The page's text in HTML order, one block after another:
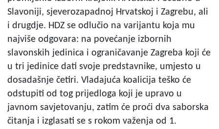
Slavoniji, sjeverozapadnoj Hrvatskoj i Zagrebu, ali
i drugdje. HDZ se odlučio na varijantu koja mu
najviše odgovara: na povećanje izbornih
slavonskih jedinica i ograničavanje Zagreba koji će
u tri jedinice dati svoje predstavnike, umjesto u
dosadašnje četiri. Vladajuća koalicija teško će
odstupiti od tog prijedloga koji je upravo u
javnom savjetovanju, zatim će proći dva saborska
čitanja i izglasati se s rokom važenja od 1.